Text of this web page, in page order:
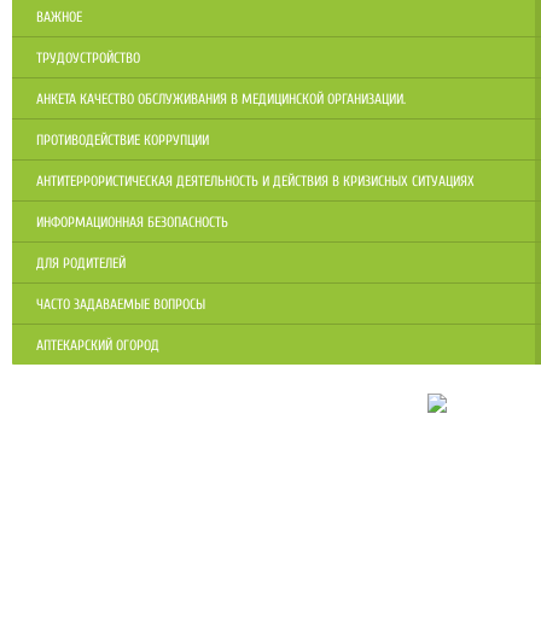
ВАЖНОЕ
ТРУДОУСТРОЙСТВО
АНКЕТА КАЧЕСТВО ОБСЛУЖИВАНИЯ В МЕДИЦИНСКОЙ ОРГАНИЗАЦИИ.
ПРОТИВОДЕЙСТВИЕ КОРРУПЦИИ
АНТИТЕРРОРИСТИЧЕСКАЯ ДЕЯТЕЛЬНОСТЬ И ДЕЙСТВИЯ В КРИЗИСНЫХ СИТУАЦИЯХ
ИНФОРМАЦИОННАЯ БЕЗОПАСНОСТЬ
ДЛЯ РОДИТЕЛЕЙ
ЧАСТО ЗАДАВАЕМЫЕ ВОПРОСЫ
АПТЕКАРСКИЙ ОГОРОД